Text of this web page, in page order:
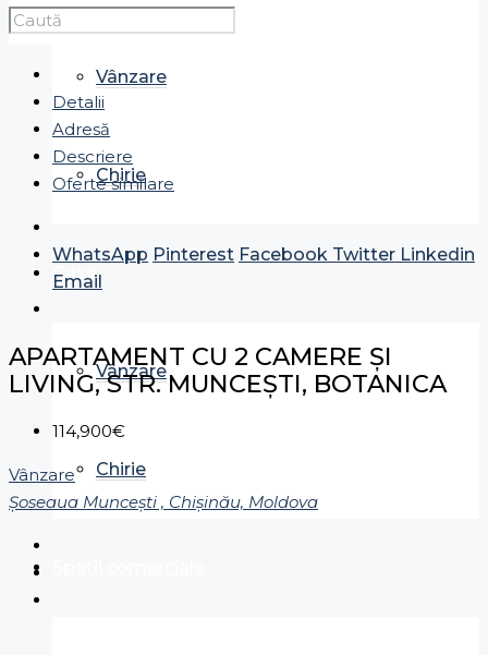
Vânzare
Chirie
Case
Vânzare
Chirie
Detalii
Adresă
Descriere
Oferte similare
WhatsApp Pinterest Facebook Twitter Linkedin
Email
APARTAMENT CU 2 CAMERE ȘI
LIVING, STR. MUNCEȘTI, BOTANICA
114,900€
Vânzare
Șoseaua Muncești , Chișinău, Moldova